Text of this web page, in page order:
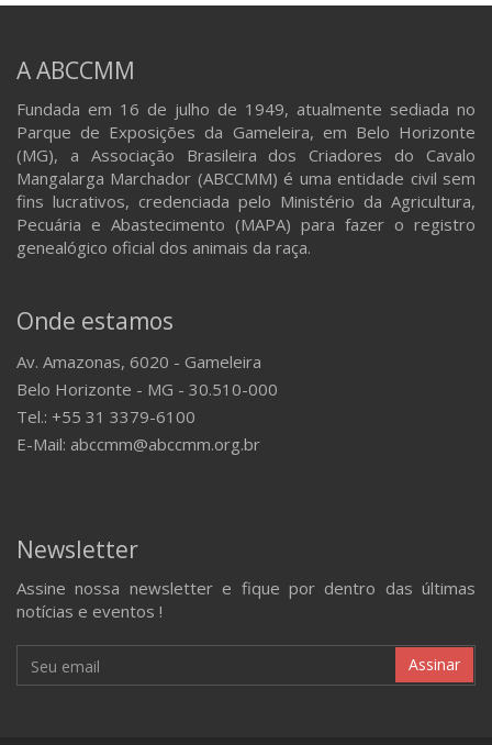
A ABCCMM
Fundada em 16 de julho de 1949, atualmente sediada no
Parque de Exposições da Gameleira, em Belo Horizonte
(MG), a Associação Brasileira dos Criadores do Cavalo
Mangalarga Marchador (ABCCMM) é uma entidade civil sem
fins lucrativos, credenciada pelo Ministério da Agricultura,
Pecuária e Abastecimento (MAPA) para fazer o registro
genealógico oficial dos animais da raça.
Onde estamos
Av. Amazonas, 6020 - Gameleira
Belo Horizonte - MG - 30.510-000
Tel.: +55 31 3379-6100
E-Mail: abccmm@abccmm.org.br
Newsletter
Assine nossa newsletter e fique por dentro das últimas
notícias e eventos !
Assinar